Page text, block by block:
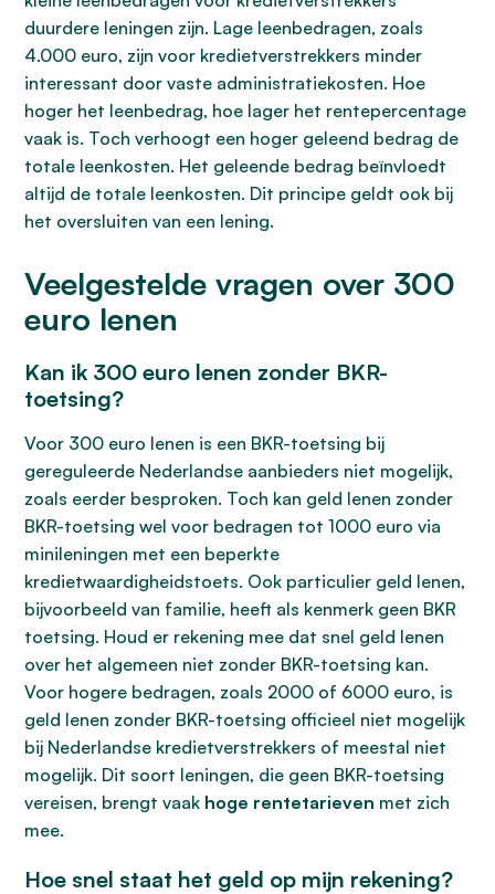
duurdere leningen zijn. Lage leenbedragen, zoals
4.000 euro, zijn voor kredietverstrekkers minder
interessant door vaste administratiekosten. Hoe
hoger het leenbedrag, hoe lager het rentepercentage
vaak is. Toch verhoogt een hoger geleend bedrag de
totale leenkosten. Het geleende bedrag beïnvloedt
altijd de totale leenkosten. Dit principe geldt ook bij
het oversluiten van een lening.
Veelgestelde vragen over 300
euro lenen
Kan ik 300 euro lenen zonder BKR-
toetsing?
Voor 300 euro lenen is een BKR-toetsing bij
gereguleerde Nederlandse aanbieders niet mogelijk,
zoals eerder besproken. Toch kan geld lenen zonder
BKR-toetsing wel voor bedragen tot 1000 euro via
minileningen met een beperkte
kredietwaardigheidstoets. Ook particulier geld lenen,
bijvoorbeeld van familie, heeft als kenmerk geen BKR
toetsing. Houd er rekening mee dat snel geld lenen
over het algemeen niet zonder BKR-toetsing kan.
Voor hogere bedragen, zoals 2000 of 6000 euro, is
geld lenen zonder BKR-toetsing officieel niet mogelijk
bij Nederlandse kredietverstrekkers of meestal niet
mogelijk. Dit soort leningen, die geen BKR-toetsing
vereisen, brengt vaak hoge rentetarieven met zich
mee.
Hoe snel staat het geld op mijn rekening?